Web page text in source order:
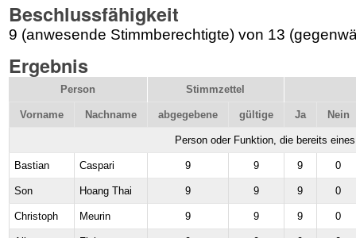
Beschlussfähigkeit
9 (anwesende Stimmberechtigte) von 13
Ergebnis
Person Stimmzettel
Vorname Nachname abgegebene gültige Ja Nein
Person oder Funktion, die bereits
Bastian Caspari 9 9 9 0
Son Hoang Thai 9 9 9 0
Christoph Meurin 9 9 9 0